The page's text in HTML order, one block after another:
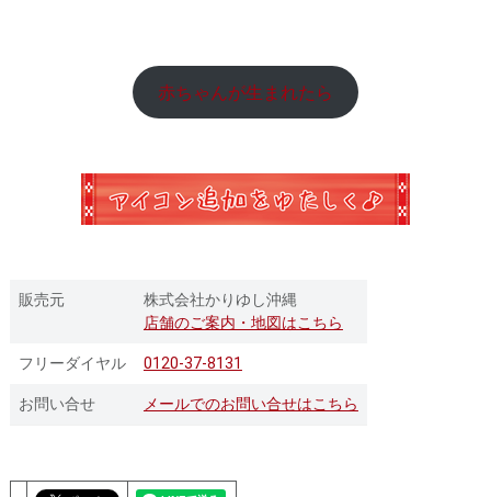
赤ちゃんが生まれたら
販売元
株式会社かりゆし沖縄
店舗のご案内・地図はこちら
フリーダイヤル 0120-37-8131
お問い合せ メールでのお問い合せはこちら